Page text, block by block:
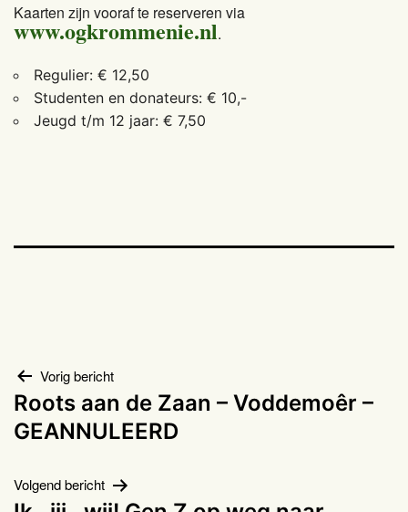
Kaarten zijn vooraf te reserveren via
www.ogkrommenie.nl.
Regulier: € 12,50
Studenten en donateurs: € 10,-
Jeugd t/m 12 jaar: € 7,50
Bericht
navigatie
Vorig bericht
Roots aan de Zaan – Voddemoêr –
GEANNULEERD
Volgend bericht